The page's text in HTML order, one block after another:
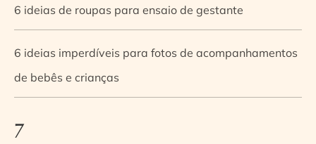
6 ideias de roupas para ensaio de gestante
6 ideias imperdíveis para fotos de acompanhamentos
de bebês e crianças
7